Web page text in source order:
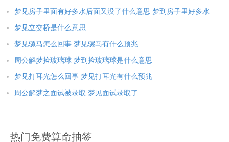
梦见房子里面有好多水后面又没了什么意思 梦到房子里好多水
梦见立交桥是什么意思
梦见骡马怎么回事 梦见骡马有什么预兆
周公解梦捡玻璃球 梦到捡玻璃球是什么意思
梦见打耳光怎么回事 梦见打耳光有什么预兆
周公解梦之面试被录取 梦见面试录取了
热门免费算命抽签